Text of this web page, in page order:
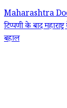
Maharashtra
टिप्पणी के बाद
बहाल